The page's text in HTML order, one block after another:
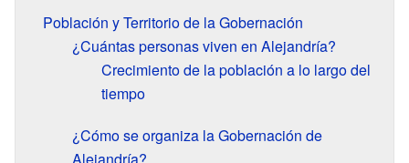
Población y Territorio de la Gobernación
¿Cuántas personas viven en Alejandría?
Crecimiento de la población a lo largo del
tiempo
¿Cómo se organiza la Gobernación de
Alejandría?